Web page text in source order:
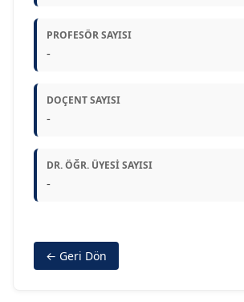
PROFESÖR SAYISI
-
DOÇENT SAYISI
-
DR. ÖĞR. ÜYESI SAYISI
-
← Geri Dön